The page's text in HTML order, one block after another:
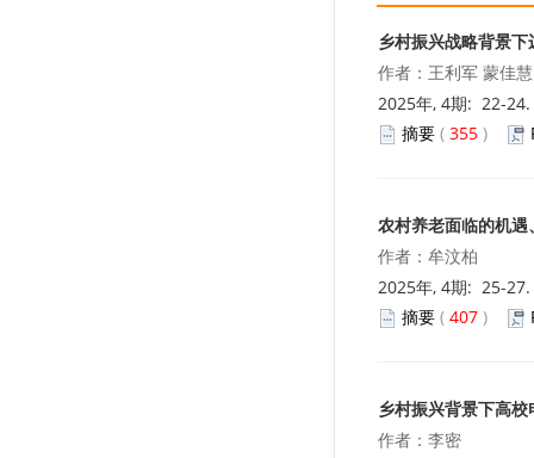
乡村振兴战略背景
作者：王利军 蒙佳
2025年, 4期: 22-24.
摘要 ( 355 )
农村养老面临的机
作者：牟汶柏
2025年, 4期: 25-27.
摘要 ( 407 )
乡村振兴背景下高
作者：李密